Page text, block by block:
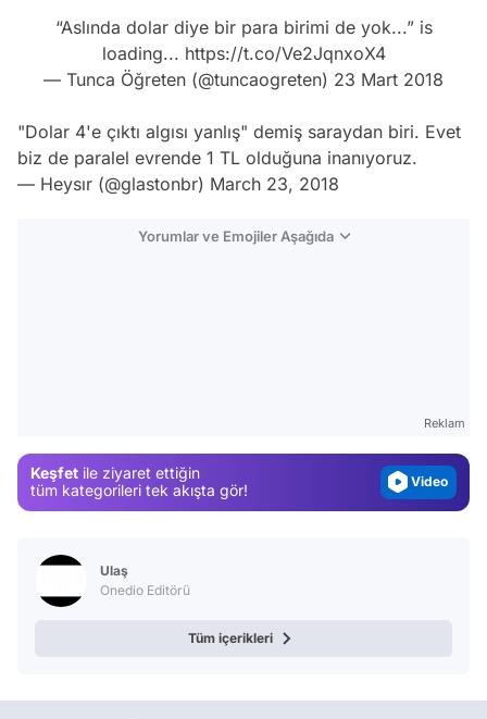
“Aslında dolar diye bir para birimi de yok...” is
loading... https://t.co/Ve2JqnxoX4
— Tunca Öğreten (@tuncaogreten) 23 Mart 2018
"Dolar 4'e çıktı algısı yanlış" demiş saraydan biri. Evet
biz de paralel evrende 1 TL olduğuna inanıyoruz.
— Heysır (@glastonbr) March 23, 2018
Yorumlar ve Emojiler Aşağıda
Reklam
Keşfet ile ziyaret ettiğin
tüm kategorileri tek akışta gör!
Video
Ulaş
Onedio Editörü
Tüm içerikleri